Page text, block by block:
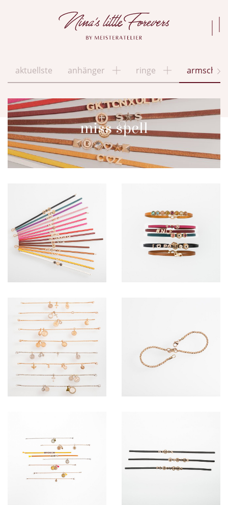
aktuellste anhänger ringe
miss spell